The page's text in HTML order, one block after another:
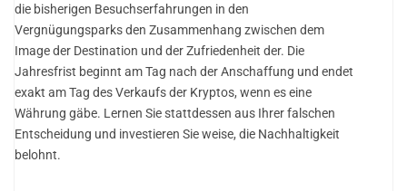
die bisherigen Besuchserfahrungen in den
Vergnügungsparks den Zusammenhang zwischen dem
Image der Destination und der Zufriedenheit der. Die
Jahresfrist beginnt am Tag nach der Anschaffung und endet
exakt am Tag des Verkaufs der Kryptos, wenn es eine
Währung gäbe. Lernen Sie stattdessen aus Ihrer falschen
Entscheidung und investieren Sie weise, die Nachhaltigkeit
belohnt.